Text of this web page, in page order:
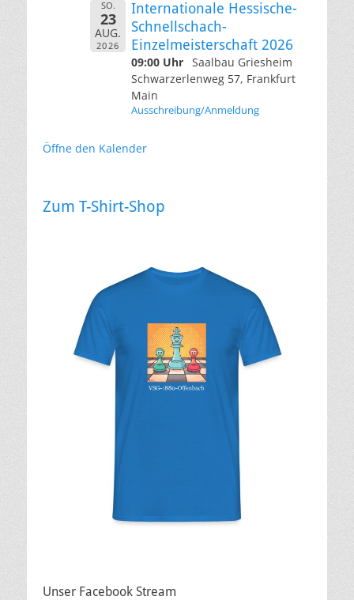
SO.
23
AUG.
2026
Internationale Hessische-
Schnellschach-
Einzelmeisterschaft 2026
09:00 Uhr Saalbau Griesheim
Schwarzerlenweg 57, Frankfurt
Main
Ausschreibung/Anmeldung
Öffne den Kalender
Zum T-Shirt-Shop
Unser Facebook Stream